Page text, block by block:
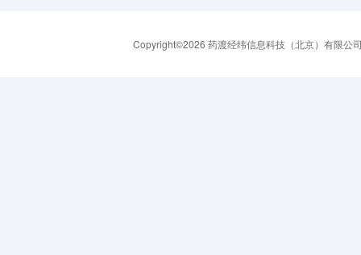
Copyright©2026 药渡经纬信息科技（北京）有限公